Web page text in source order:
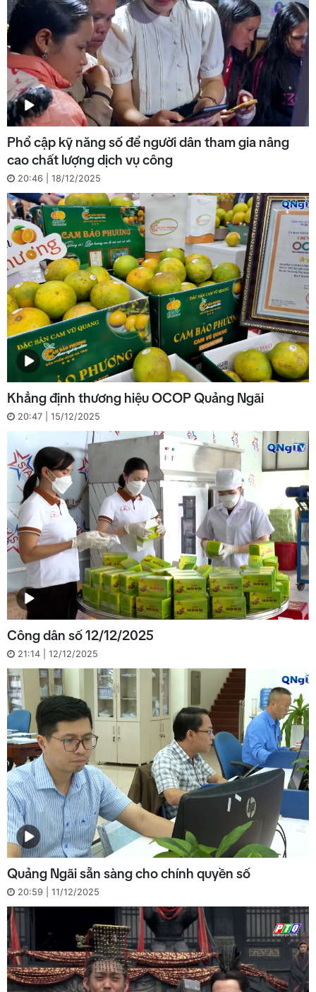
Phổ cập kỹ năng số để người dân tham gia nâng
cao chất lượng dịch vụ công
20:46 | 18/12/2025
Khẳng định thương hiệu OCOP Quảng Ngãi
20:47 | 15/12/2025
Công dân số 12/12/2025
21:14 | 12/12/2025
Quảng Ngãi sẵn sàng cho chính quyền số
20:59 | 11/12/2025